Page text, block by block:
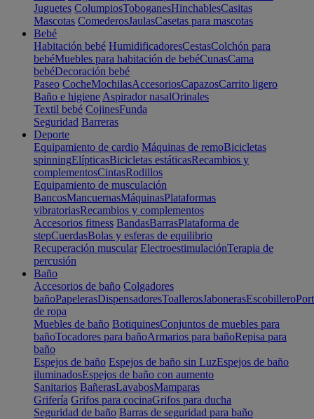
Juguetes ColumpiosToboganesHinchablesCasitas
Mascotas ComederosJaulasCasetas para mascotas
Bebé
Habitación bebé HumidificadoresCestasColchón para
bebéMuebles para habitación de bebéCunasCama
bebéDecoración bebé
Paseo CocheMochilasAccesoriosCapazosCarrito ligero
Baño e higiene Aspirador nasalOrinales
Textil bebé CojinesFunda
Seguridad Barreras
Deporte
Equipamiento de cardio Máquinas de remoBicicletas
spinningElípticasBicicletas estáticasRecambios y
complementosCintasRodillos
Equipamiento de musculación
BancosMancuernasMáquinasPlataformas
vibratoriasRecambios y complementos
Accesorios fitness BandasBarrasPlataforma de
stepCuerdasBolas y esferas de equilibrio
Recuperación muscular ElectroestimulaciónTerapia de
percusión
Baño
Accesorios de baño Colgadores
bañoPapelerasDispensadoresToallerosJabonerasEscobillero
de ropa
Muebles de baño BotiquinesConjuntos de muebles para
bañoTocadores para bañoArmarios para bañoRepisa para
baño
Espejos de baño Espejos de baño sin LuzEspejos de baño
iluminadosEspejos de baño con aumento
Sanitarios BañerasLavabosMamparas
Grifería Grifos para cocinaGrifos para ducha
Seguridad de baño Barras de seguridad para baño